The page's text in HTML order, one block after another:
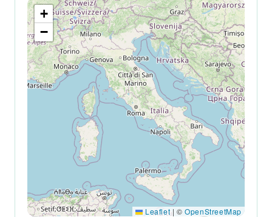
+
−
Leaflet | ©OpenStreetMap